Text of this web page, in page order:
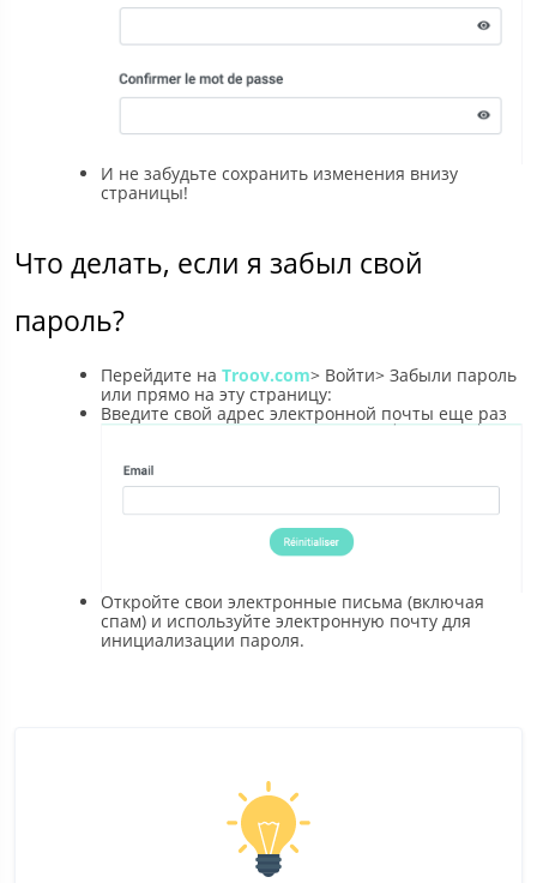
И не забудьте сохранить изменения внизу
страницы!
Что делать, если я забыл свой
пароль?
Перейдите на Troov.com> Войти> Забыли пароль
или прямо на эту страницу:
Введите свой адрес электронной почты еще раз
Откройте свои электронные письма (включая
спам) и используйте электронную почту для
инициализации пароля.